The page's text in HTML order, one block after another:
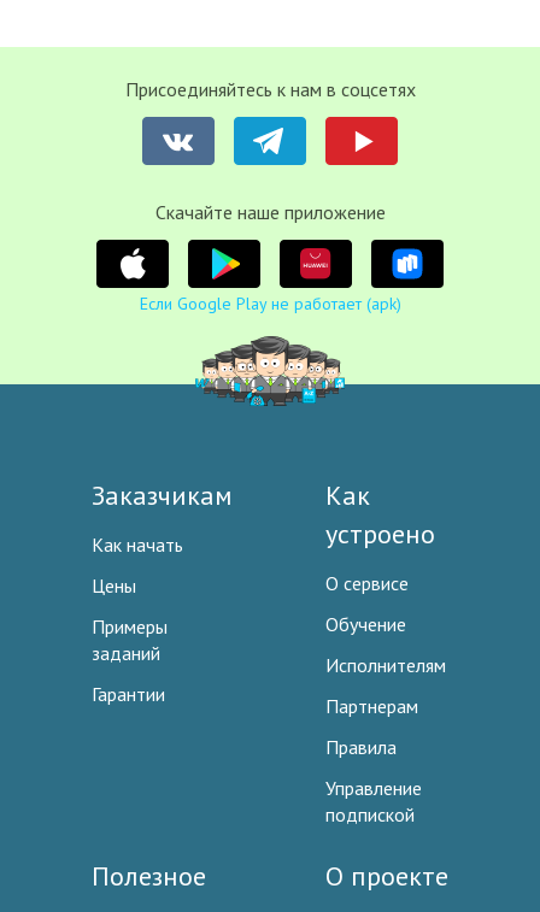
Присоединяйтесь к нам в соцсетях
Cкачайте наше приложение
Если Google Play не работает (apk)
Заказчикам
Как начать
Цены
Примеры
заданий
Гарантии
Как
устроено
О сервисе
Обучение
Исполнителям
Партнерам
Правила
Управление
подпиской
Полезное О проекте